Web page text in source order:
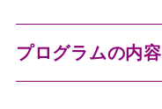
プログラムの内容